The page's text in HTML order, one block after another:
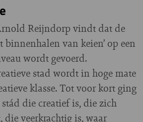
Reijndorp vindt dat de
binnenhalen van keien’ op een
wordt gevoerd.
stad wordt in hoge mate
klasse. Tot voor kort ging
die creatief is, die zich
veerkrachtig is, waar